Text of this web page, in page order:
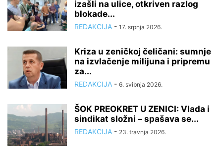
izašli na ulice, otkriven razlog
blokade...
REDAKCIJA - 17. srpnja 2026.
Kriza u zeničkoj čeličani: sumnje
na izvlačenje milijuna i pripremu
za...
REDAKCIJA - 6. svibnja 2026.
ŠOK PREOKRET U ZENICI: Vlada i
sindikat složni – spašava se...
REDAKCIJA - 23. travnja 2026.